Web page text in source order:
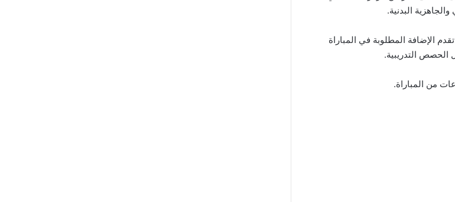
البدنية.
الإضافة المطلوبة في المباراة
الحصص التدريبية.
من المباراة.